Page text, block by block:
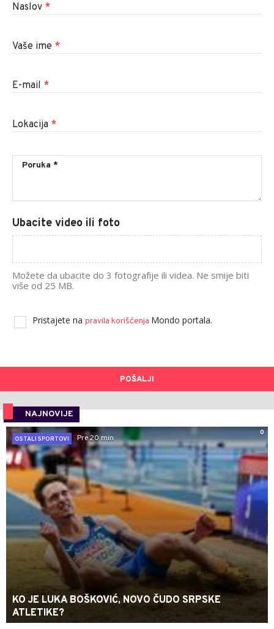
Naslov *
Vaše ime *
E-mail *
Lokacija *
Ubacite video ili foto
Možete da ubacite do 3 fotografije ili videa. Ne smije biti
više od 25 MB.
Pristajete na pravila korišćenja Mondo portala.
POŠALJI
NAJNOVIJE
0
OSTALI SPORTOVI
Pre 20 min
KO JE LUKA BOŠKOVIĆ, NOVO ČUDO SRPSKE
ATLETIKE?